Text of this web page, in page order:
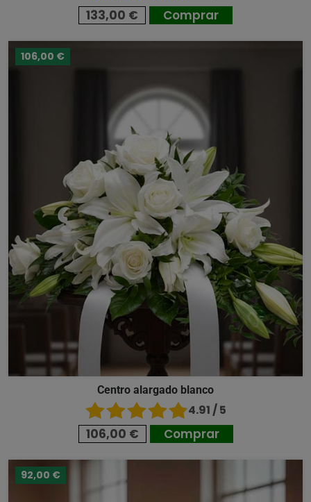
133,00 € Comprar
106,00 €
Centro alargado blanco
4.91 / 5
106,00 € Comprar
92,00 €